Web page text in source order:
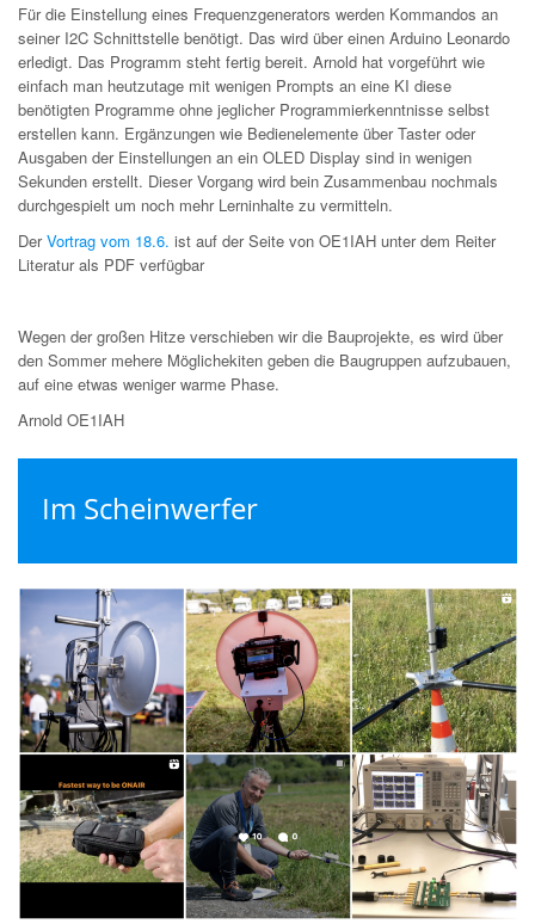
Für die Einstellung eines Frequenzgenerators werden Kommandos an
seiner I2C Schnittstelle benötigt. Das wird über einen Arduino Leonardo
erledigt. Das Programm steht fertig bereit. Arnold hat vorgeführt wie
einfach man heutzutage mit wenigen Prompts an eine KI diese
benötigten Programme ohne jeglicher Programmierkenntnisse selbst
erstellen kann. Ergänzungen wie Bedienelemente über Taster oder
Ausgaben der Einstellungen an ein OLED Display sind in wenigen
Sekunden erstellt. Dieser Vorgang wird bein Zusammenbau nochmals
durchgespielt um noch mehr Lerninhalte zu vermitteln.
DerVortrag vom 18.6. ist auf der Seite von OE1IAH unter dem Reiter
Literatur als PDF verfügbar
Wegen der großen Hitze verschieben wir die Bauprojekte, es wird über
den Sommer mehere Möglichekiten geben die Baugruppen aufzubauen,
auf eine etwas weniger warme Phase.
Arnold OE1IAH
Im Scheinwerfer